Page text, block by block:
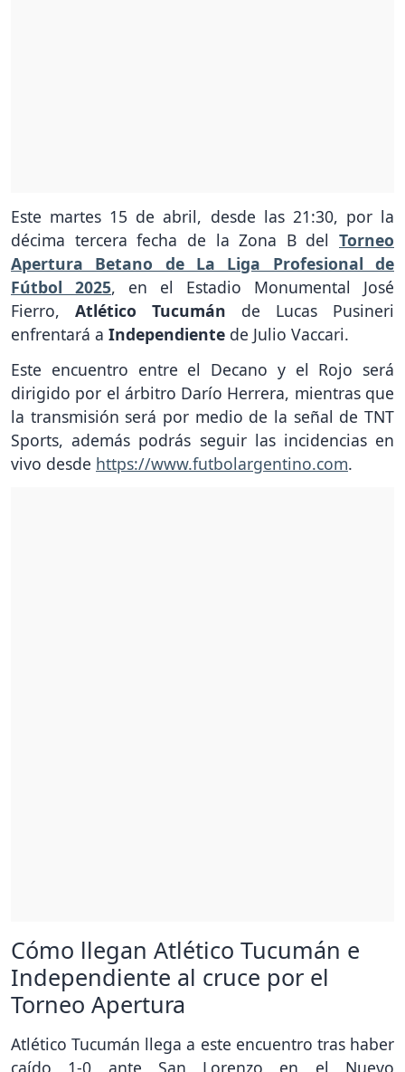
Este martes 15 de abril, desde las 21:30, por la
décima tercera fecha de la Zona B del Torneo
Apertura Betano de La Liga Profesional de
Fútbol 2025, en el Estadio Monumental José
Fierro, Atlético Tucumán de Lucas Pusineri
enfrentará a Independiente de Julio Vaccari.
Este encuentro entre el Decano y el Rojo será
dirigido por el árbitro Darío Herrera, mientras que
la transmisión será por medio de la señal de TNT
Sports, además podrás seguir las incidencias en
vivo desde https://www.futbolargentino.com.
Cómo llegan Atlético Tucumán e
Independiente al cruce por el
Torneo Apertura
Atlético Tucumán llega a este encuentro tras haber
caído 1-0 ante San Lorenzo en el Nuevo